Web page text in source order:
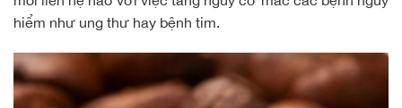
hiểm như ung thư hay bệnh tim.